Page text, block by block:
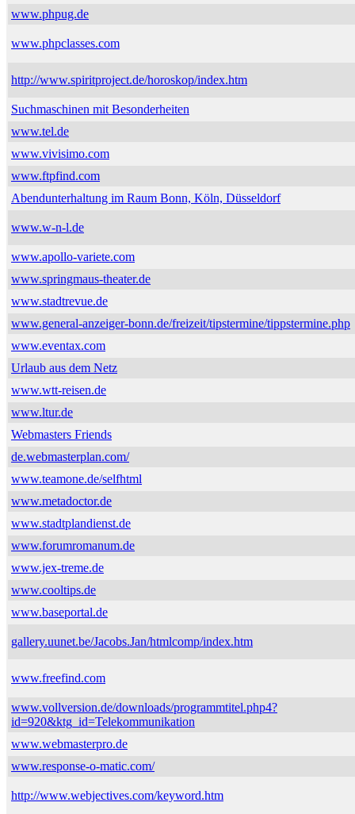
www.phpug.de
www.phpclasses.com
http://www.spiritproject.de/horoskop/index.htm
Suchmaschinen mit Besonderheiten
www.tel.de
www.vivisimo.com
www.ftpfind.com
Abendunterhaltung im Raum Bonn, Köln, Düsseldorf
www.w-n-l.de
www.apollo-variete.com
www.springmaus-theater.de
www.stadtrevue.de
www.general-anzeiger-bonn.de/freizeit/tipstermine/tippstermine.php
www.eventax.com
Urlaub aus dem Netz
www.wtt-reisen.de
www.ltur.de
Webmasters Friends
de.webmasterplan.com/
www.teamone.de/selfhtml
www.metadoctor.de
www.stadtplandienst.de
www.forumromanum.de
www.jex-treme.de
www.cooltips.de
www.baseportal.de
gallery.uunet.be/Jacobs.Jan/htmlcomp/index.htm
www.freefind.com
www.vollversion.de/downloads/programmtitel.php4?
id=920&ktg_id=Telekommunikation
www.webmasterpro.de
www.response-o-matic.com/
http://www.webjectives.com/keyword.htm